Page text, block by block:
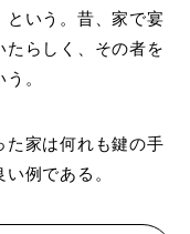
という。昔、家で宴
らしく、その者を
。
家は何れも鍵の手
例である。